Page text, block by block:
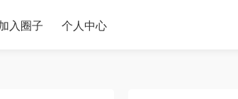
入圈子 个人中心